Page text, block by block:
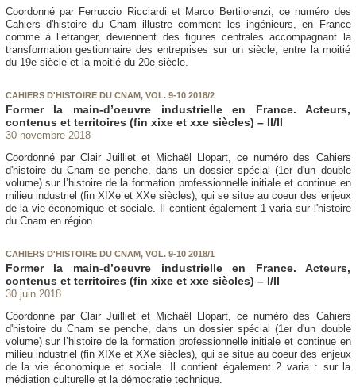
Coordonné par Ferruccio Ricciardi et Marco Bertilorenzi, ce numéro des
Cahiers d'histoire du Cnam illustre comment les ingénieurs, en France
comme à l’étranger, deviennent des figures centrales accompagnant la
transformation gestionnaire des entreprises sur un siècle, entre la moitié
du 19e siècle et la moitié du 20e siècle.
CAHIERS D'HISTOIRE DU CNAM, VOL. 9-10 2018/2
Former la main-d’oeuvre industrielle en France. Acteurs,
contenus et territoires (fin xixe et xxe siècles) – II/II
30 novembre 2018
Coordonné par Clair Juilliet et Michaël Llopart, ce numéro des Cahiers
d'histoire du Cnam se penche, dans un dossier spécial (1er d'un double
volume) sur l’histoire de la formation professionnelle initiale et continue en
milieu industriel (fin XIXe et XXe siècles), qui se situe au coeur des enjeux
de la vie économique et sociale. Il contient également 1 varia sur l'histoire
du Cnam en région.
CAHIERS D'HISTOIRE DU CNAM, VOL. 9-10 2018/1
Former la main-d’oeuvre industrielle en France. Acteurs,
contenus et territoires (fin xixe et xxe siècles) – I/II
30 juin 2018
Coordonné par Clair Juilliet et Michaël Llopart, ce numéro des Cahiers
d'histoire du Cnam se penche, dans un dossier spécial (1er d'un double
volume) sur l’histoire de la formation professionnelle initiale et continue en
milieu industriel (fin XIXe et XXe siècles), qui se situe au coeur des enjeux
de la vie économique et sociale. Il contient également 2 varia : sur la
médiation culturelle et la démocratie technique.